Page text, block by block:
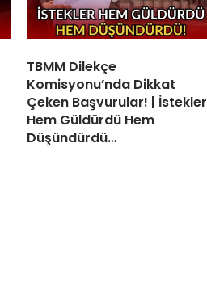
TBMM Dilekçe
Komisyonu’nda Dikkat
Çeken Başvurular! | İstekler
Hem Güldürdü Hem
Düşündürdü…